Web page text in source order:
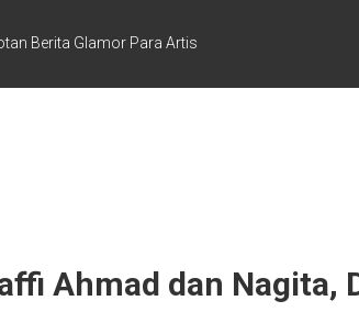
Berita Glamor Para Artis
Ahmad dan Nagita,